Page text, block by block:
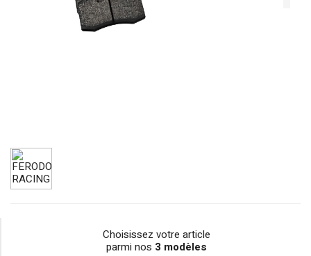
Choisissez votre article
parmi nos 3 modèles